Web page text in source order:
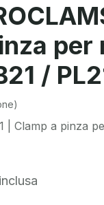
/
| Clamp a pinza